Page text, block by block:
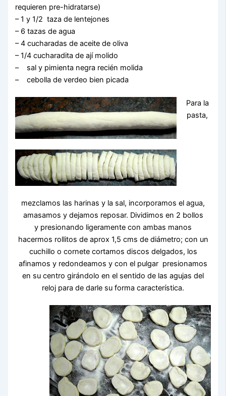
requieren pre-hidratarse)
– 1 y 1/2 taza de lentejones
– 6 tazas de agua
– 4 cucharadas de aceite de oliva
– 1/4 cucharadita de ají molido
– sal y pimienta negra recién molida
– cebolla de verdeo bien picada
Para la
pasta,
mezclamos las harinas y la sal, incorporamos el agua,
amasamos y dejamos reposar. Dividimos en 2 bollos
y presionando ligeramente con ambas manos
hacermos rollitos de aprox 1,5 cms de diámetro; con un
cuchillo o cornete cortamos discos delgados, los
afinamos y redondeamos y con el pulgar presionamos
en su centro girándolo en el sentido de las agujas del
reloj para de darle su forma característica.